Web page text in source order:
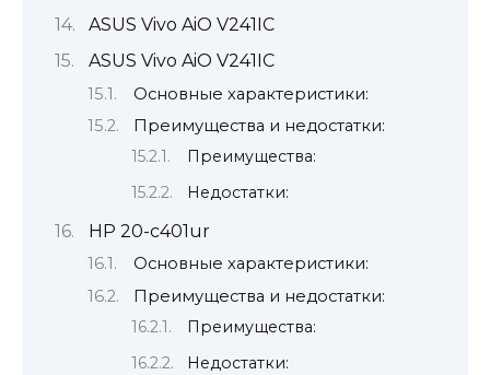
ASUS Vivo AiO V241IC
ASUS Vivo AiO V241IC
Основные характеристики:
Преимущества и недостатки:
Преимущества:
Недостатки:
HP 20-c401ur
Основные характеристики:
Преимущества и недостатки:
Преимущества:
Недостатки: